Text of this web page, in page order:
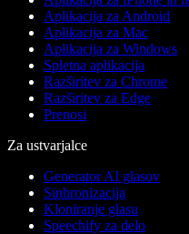
Aplikacija za Android
Aplikacija za Mac
Aplikacija za Windows
Spletna aplikacija
Razširitev za Chrome
Razširitev za Edge
Prenosi
Za ustvarjalce
Generator AI glasov
Sinhronizacija
Kloniranje glasu
Speechify za delo